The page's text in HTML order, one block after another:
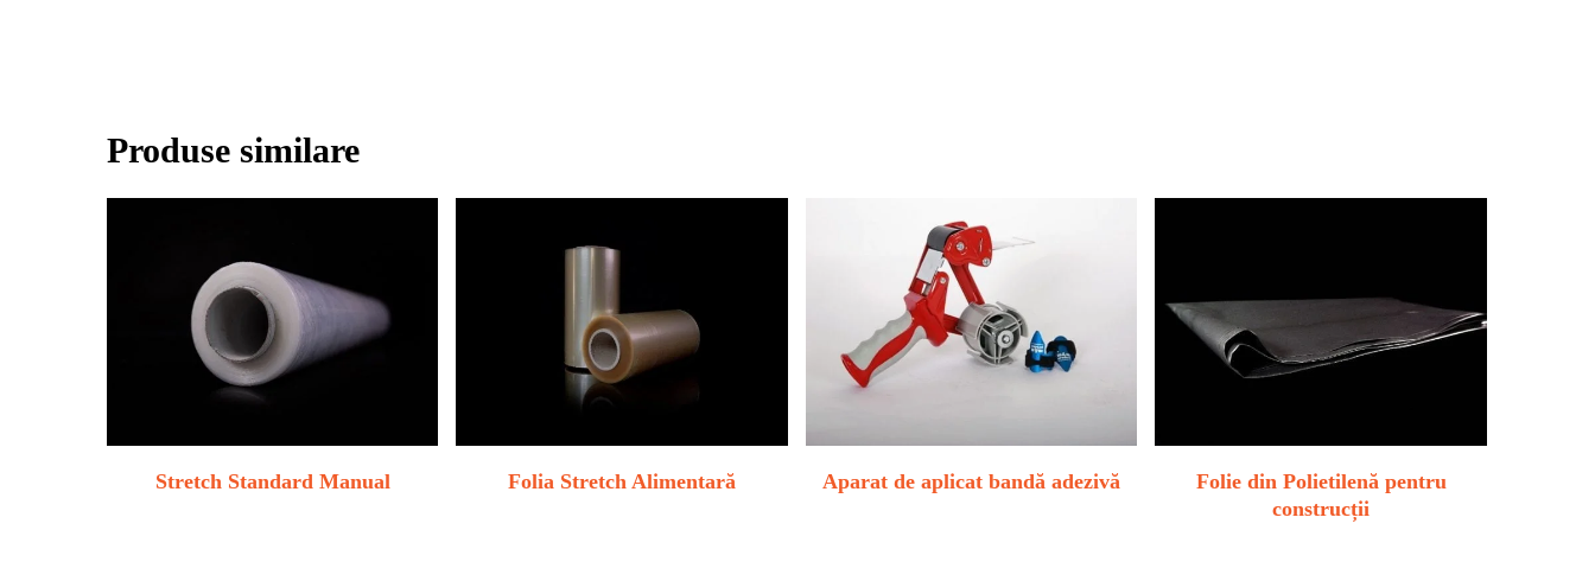
Produse similare
Stretch Standard Manual Folia Stretch Alimentară Aparat de aplicat bandă adezivă
Folie din Polietilenă pentru
construcții